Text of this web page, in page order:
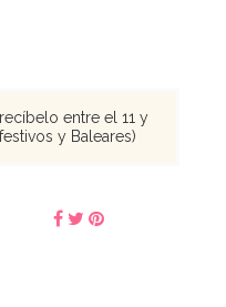
entre el 11 y
y Baleares)